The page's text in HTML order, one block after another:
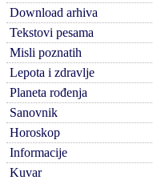
Download arhiva
Tekstovi pesama
Misli poznatih
Lepota i zdravlje
Planeta rođenja
Sanovnik
Horoskop
Informacije
Kuvar